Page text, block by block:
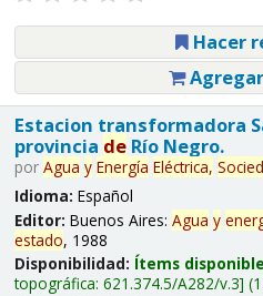
Hacer
Estacion transformadora
provincia deRío Negro.
por Agua y Energía Eléctrica,
Idioma: Español
Editor: Buenos Aires: Agua y
estado, 1988
Disponibilidad: Ítems
topográfica: 621.374.5/A282/v.3